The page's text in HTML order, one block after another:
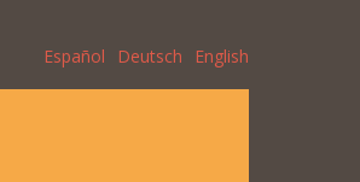
Español Deutsch English